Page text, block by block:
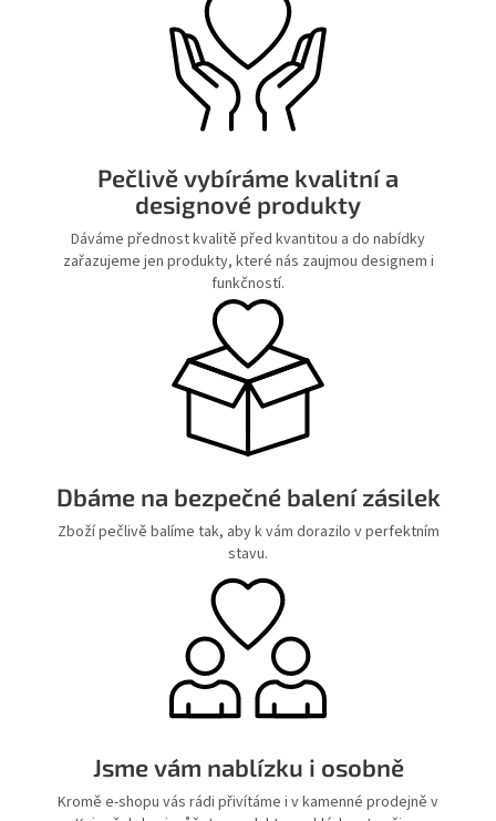
Pečlivě vybíráme kvalitní a
designové produkty
Dáváme přednost kvalitě před kvantitou a do nabídky
zařazujeme jen produkty, které nás zaujmou designem i
funkčností.
Dbáme na bezpečné balení zásilek
Zboží pečlivě balíme tak, aby k vám dorazilo v perfektním
stavu.
Jsme vám nablízku i osobně
Kromě e-shopu vás rádi přivítáme i v kamenné prodejně v